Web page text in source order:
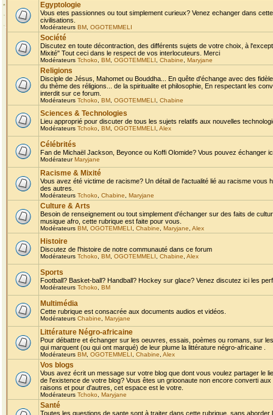
Egyptologie
Vous etes passionnes ou tout simplement curieux? Venez echanger dans
civilisations.
Modérateurs BM OGOTEMMELI
Société
Discutez en toute décontraction, des différents sujets de votre choix, à
Mixité" Tout ceci dans le respect de vos interlocuteurs. Merci
Modérateurs Tchoko BM OGOTEMMELI Chabine Maryjane
Religions
Disciple de Jésus, Mahomet ou Bouddha... En quête d'échange avec des
du thème des réligions... de la spiritualite et philosophie, En respectant les
interdit sur ce forum.
Modérateurs Tchoko BM OGOTEMMELI Chabine
Sciences & Technologies
Lieu approprié pour discuter de tous les sujets relatifs aux nouvelles
Modérateurs Tchoko BM OGOTEMMELI Alex
Célébrités
Fan de Michaël Jackson, Beyonce ou Koffi Olomide? Vous pouvez échanger
ModérateurMaryjane
Racisme & Mixité
Vous avez été victime de racisme? Un détail de l'actualité lié au racisme
des autres.
Modérateurs Tchoko Chabine Maryjane
Culture & Arts
Besoin de renseignement ou tout simplement d'échanger sur des faits de
musique afro, cette rubrique est faite pour vous.
Modérateurs BM OGOTEMMELI Chabine Maryjane Alex
Histoire
Discutez de l'histoire de notre communauté dans ce forum
Modérateurs Tchoko BM OGOTEMMELI Chabine Alex
Sports
Football? Basket-ball? Handball? Hockey sur glace? Venez discutez ici les
Modérateurs Tchoko BM
Multimédia
Cette rubrique est consacrée aux documents audios et vidéos.
Modérateurs Chabine Maryjane
Littérature Négro-africaine
Pour débattre et échanger sur les oeuvres, essais, poèmes ou romans, sur
qui marquent (ou qui ont marqué) de leur plume la littérature négro-africaine .
Modérateurs BM OGOTEMMELI Chabine Alex
Vos blogs
Vous avez écrit un message sur votre blog que dont vous voulez partager le
de l'existence de votre blog? Vous êtes un grioonaute non encore converti
raisons et pour d'autres, cet espace est le votre.
Modérateurs Tchoko Maryjane
Santé
Toutes les questions de sante sont à traiter dans cette rubrique, sans